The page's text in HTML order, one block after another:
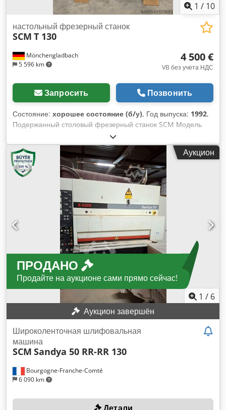
1 / 10
Mönchengladbach
5 596 km
настольный фрезерный станок
SCM T 130
4 500 €
VB без учета НДС
Запросить Позвонить
Состояние: хорошее состояние (б/у), Год выпуска: 1992,
Подержанный столовый фрезерный станок SCM Модель
T130N Год выпуска 1992 Размер стола 1200 x 730 мм
Высота стола 900 мм Сменный шпиндель Диаметр
шпинделя 30 мм Рабочая длина шпинделя 180 мм Ход
шпинделя 260 мм 230/30 мм Макс. диаметр инструмента
под столом 320x90 мм Точный регулируемый фрезерный
упор со стальными половинами Двигатель 4 кВт / 400 В
Обороты: 3-4,5-6-8-10.000 об/мин Правое / левое
вращение Патрубки для аспирации 2x120 мм Габариты
1200x810x900 мм Вес ок. 580 кг Dkjdjyx T Ixspfx Ahuor
Аукцион
ПРОДАНО
Продайте на аукционе сами прямо сейчас!
1 / 6
Аукцион завершён
Bourgogne-Franche-Comté
6 090 km
Широколенточная шлифовальная
машина
SCM Sandya 50 RR-RR 130